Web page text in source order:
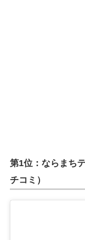
第1位：ならまち
チコミ）